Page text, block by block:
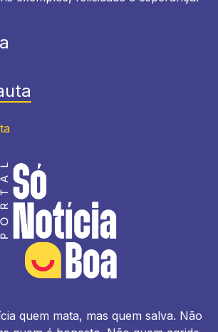
quem mata, mas quem salva. Não